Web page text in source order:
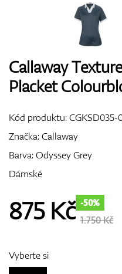
Callaway
Placket
Kód produktu:CGKSD035-
Značka:Callaway
Barva: Odyssey Grey
Dámské
875Kč -50%
1.750 Kč
Vyberte si